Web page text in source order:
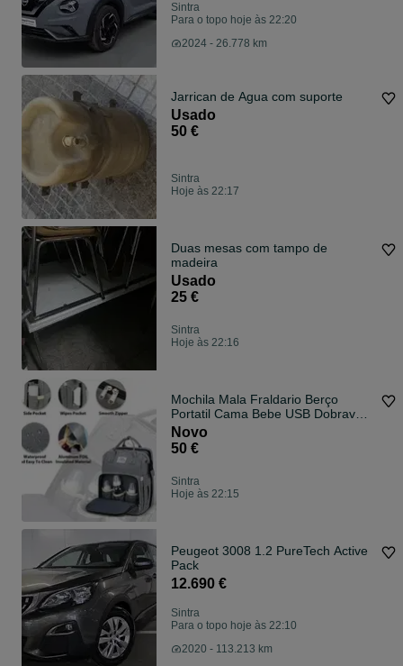
Sintra
Para o topo hoje às 22:20
2024 - 26.778 km
Jarrican de Agua com suporte
Usado
50 €
Sintra
Hoje às 22:17
Duas mesas com tampo de
madeira
Usado
25 €
Sintra
Hoje às 22:16
Mochila Mala Fraldario Berço
Portatil Cama Bebe USB Dobravel
NOVO
Novo
50 €
Sintra
Hoje às 22:15
Peugeot 3008 1.2 PureTech Active
Pack
12.690 €
Sintra
Para o topo hoje às 22:10
2020 - 113.213 km